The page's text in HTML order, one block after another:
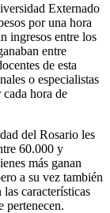
Externado
por una hora
ingresos entre los
entre
de esta
o especialistas
hora de
del Rosario les
60.000 y
más ganan
a su vez también
las características
pertenecen.